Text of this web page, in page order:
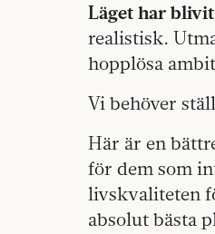
Läget har
realistisk.
hopplösa
Vi behöver
Här är en
för dem som
livskvaliteten
absolut bästa